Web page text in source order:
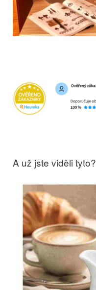
A už jste viděli tyto?